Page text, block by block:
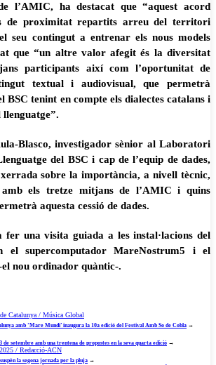
l’AMIC, ha destacat que “aquest acord
de proximitat repartits arreu del territori
seu contingut a entrenar els nous models
que “un altre valor afegit és la diversitat
participants així com l’oportunitat de
textual i audiovisual, que permetrà
BSC tenint en compte els dialectes catalans i
llenguatge”.
Blasco, investigador sènior al Laboratori
del BSC i cap de l’equip de dades,
sobre la importància, a nivell tècnic,
els tretze mitjans de l’AMIC i quins
aquesta cessió de dades.
fer una visita guiada a les instal·lacions del
el supercomputador MareNostrum5 i el
nou ordinador quàntic-.
amb ‘Mare Mundi’ inaugura la 10a edició del Festival Amb So de Cobla →
de setembre amb una trentena de propostes en la seva quarta edició →
la segona jornada per la pluja →